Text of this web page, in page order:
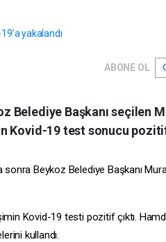
ABONE OL
Belediye Başkanı seçilen
Kovid-19 test sonucu
Beykoz Belediye Başkanı
Kovid-19 testi pozitif çıktı.
kullandı.